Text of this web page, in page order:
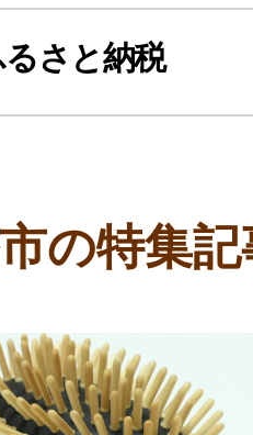
ュレーション
・フリーラン
・フリーランス
るさと納税
の特集記